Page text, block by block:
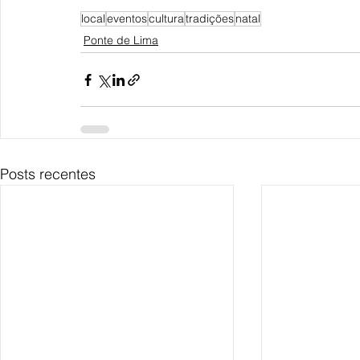
localeventosculturatradiçõesnatal
Ponte de Lima
Posts recentes